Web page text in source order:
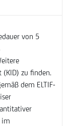
von 5
zu finden.
dem ELTIF-
im